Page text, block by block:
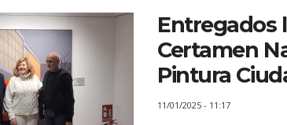
Entregados
Certamen
Pintura
11/01/2025 - 11:17